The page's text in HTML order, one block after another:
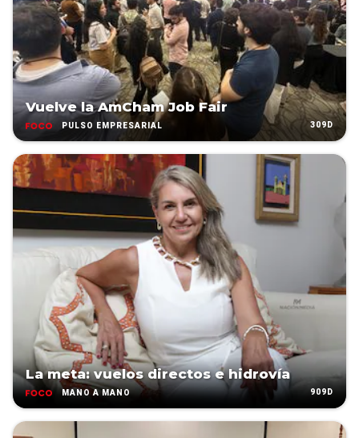
Vuelve la AmCham Job Fair
PULSO EMPRESARIAL 309D
La meta: vuelos directos e hidrovía
MANO A MANO 909D